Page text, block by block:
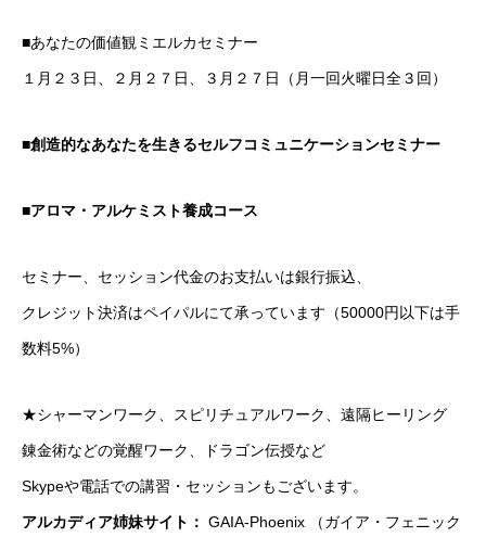
■あなたの価値観ミエルカセミナー
１月２３日、２月２７日、３月２７日（月一回火曜日全３回）
■創造的なあなたを生きるセルフコミュニケーションセミナー
■アロマ・アルケミスト養成コース
セミナー、セッション代金のお支払いは銀行振込、
クレジット決済はペイパルにて承っています（50000円以下は手
数料5%）
★シャーマンワーク、スピリチュアルワーク、遠隔ヒーリング
錬金術などの覚醒ワーク、ドラゴン伝授など
Skypeや電話での講習・セッションもございます。
アルカディア姉妹サイト： GAIA-Phoenix （ガイア・フェニック